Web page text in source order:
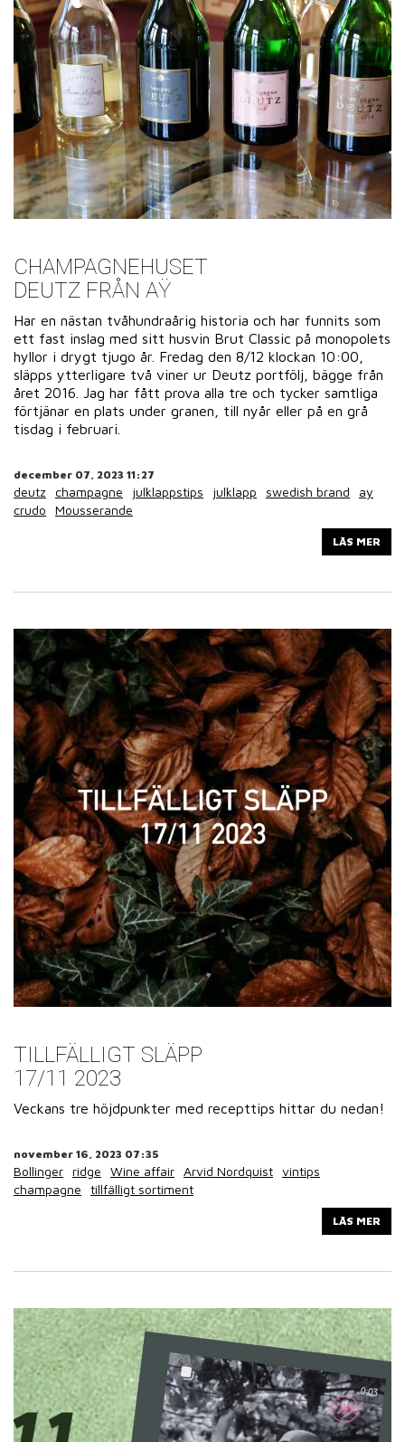
CHAMPAGNEHUSET
DEUTZ FRÅN AŸ
Har en nästan tvåhundraårig historia och har funnits som
ett fast inslag med sitt husvin Brut Classic på monopolets
hyllor i drygt tjugo år. Fredag den 8/12 klockan 10:00,
släpps ytterligare två viner ur Deutz portfölj, bägge från
året 2016. Jag har fått prova alla tre och tycker samtliga
förtjänar en plats under granen, till nyår eller på en grå
tisdag i februari.
december 07, 2023 11:27
deutz champagne julklappstips julklapp swedish brand
ay
crudo
Mousserande
LÄS MER
TILLFÄLLIGT SLÄPP
17/11 2023
Veckans tre höjdpunkter med recepttips hittar du nedan!
november 16, 2023 07:35
Bollinger ridge Wine affair Arvid Nordquist vintips
champagne
tillfälligt sortiment
LÄS MER